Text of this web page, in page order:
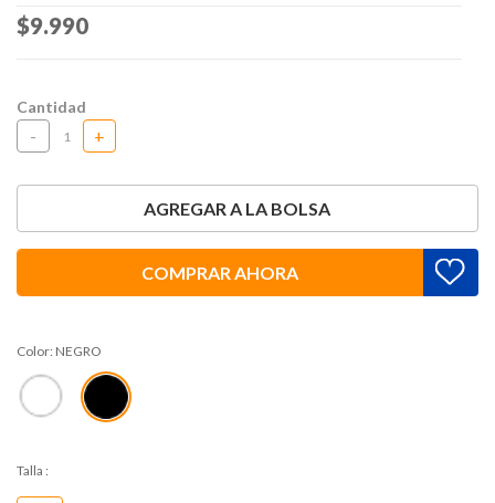
Price reduced from
$9.990
Cantidad
- +
AGREGAR A LA BOLSA
COMPRAR AHORA
Color: NEGRO
Talla :